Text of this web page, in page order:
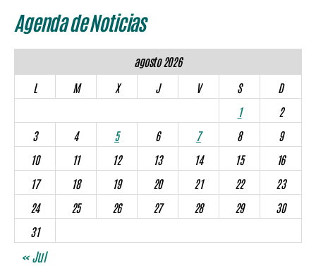
Agenda de Noticias
agosto 2026
L
M X J V S
D
1
2
3
4 5 6 7 8
9
10
11 12 13 14 15
16
17
18 19 20 21 22
23
24
25 26 27 28 29
30
31
« Jul